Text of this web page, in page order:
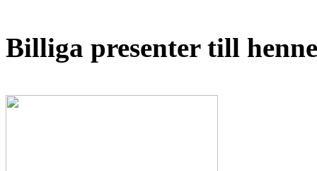
Billiga presenter till